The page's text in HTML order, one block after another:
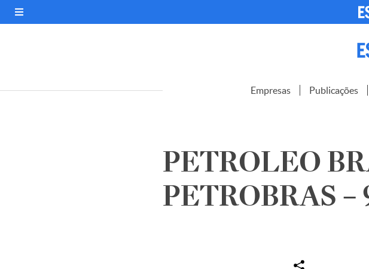
Empresas Publicações
PETROLEO
PETROBRAS –